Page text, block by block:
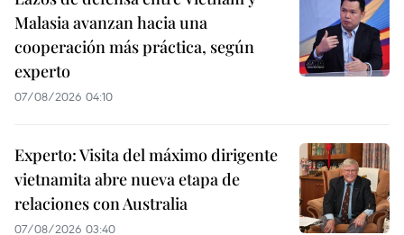
Malasia avanzan hacia una
cooperación más práctica, según
experto
07/08/2026 04:10
Experto: Visita del máximo dirigente
vietnamita abre nueva etapa de
relaciones con Australia
07/08/2026 03:40